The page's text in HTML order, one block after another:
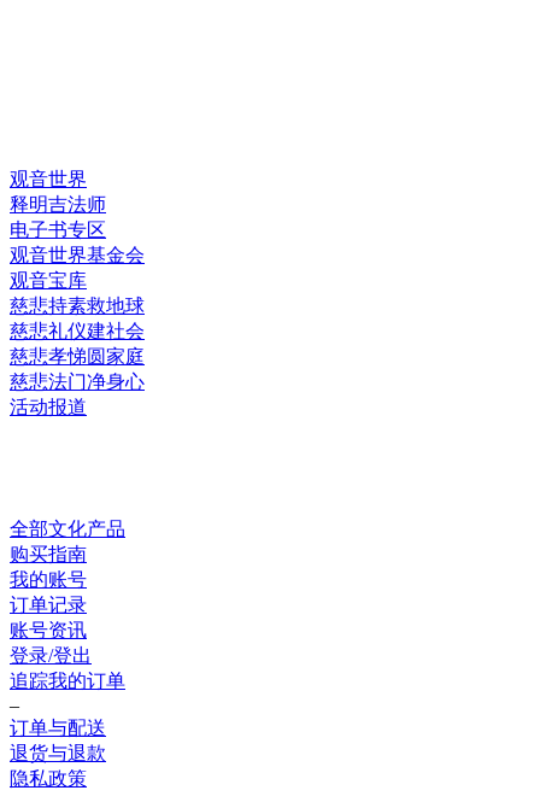
观音世界
释明吉法师
电子书专区
观音世界基金会
观音宝库
慈悲持素救地球
慈悲礼仪建社会
慈悲孝悌圆家庭
慈悲法门净身心
活动报道
全部文化产品
购买指南
我的账号
订单记录
账号资讯
登录/登出
追踪我的订单
–
订单与配送
退货与退款
隐私政策